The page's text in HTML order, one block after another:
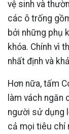
vệ sinh và
các ô trống
bởi những phụ
khóa. Chính vì
nhất định và
Hơn nữa, tấm
làm vách
người sử dụng
cả mọi tiêu chí